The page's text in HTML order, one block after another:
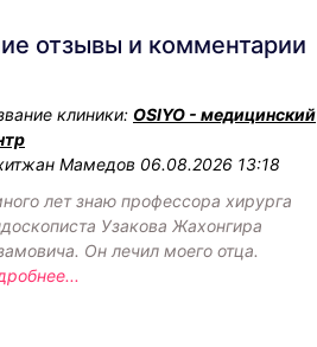
отзывы и комментарии
клиники: OSIYO - медицинский
Мамедов 06.08.2026 13:18
лет знаю профессора хирурга
Узакова Жахонгира
Он лечил моего отца.